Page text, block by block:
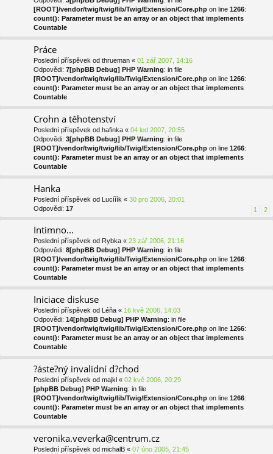
[ROOT]/vendor/twig/twig/lib/Twig/Extension/Core.php on line 1266:
count(): Parameter must be an array or an object that implements
Countable
Práce
Poslední příspěvek od thrueman « 01 zář 2007, 14:16
Odpovědi: 7[phpBB Debug] PHP Warning: in file
[ROOT]/vendor/twig/twig/lib/Twig/Extension/Core.php on line 1266:
count(): Parameter must be an array or an object that implements
Countable
Crohn a těhotenství
Poslední příspěvek od hafinka « 04 led 2007, 20:55
Odpovědi: 3[phpBB Debug] PHP Warning: in file
[ROOT]/vendor/twig/twig/lib/Twig/Extension/Core.php on line 1266:
count(): Parameter must be an array or an object that implements
Countable
Hanka
Poslední příspěvek od Lucííík « 30 pro 2006, 20:01
Odpovědi: 17 1 2
Intimno...
Poslední příspěvek od Rybka « 23 zář 2006, 21:16
Odpovědi: 8[phpBB Debug] PHP Warning: in file
[ROOT]/vendor/twig/twig/lib/Twig/Extension/Core.php on line 1266:
count(): Parameter must be an array or an object that implements
Countable
Iniciace diskuse
Poslední příspěvek od Léňa « 16 kvě 2006, 14:03
Odpovědi: 14[phpBB Debug] PHP Warning: in file
[ROOT]/vendor/twig/twig/lib/Twig/Extension/Core.php on line 1266:
count(): Parameter must be an array or an object that implements
Countable
?áste?ný invalidní d?chod
Poslední příspěvek od majkl « 02 kvě 2006, 20:29
[phpBB Debug] PHP Warning: in file
[ROOT]/vendor/twig/twig/lib/Twig/Extension/Core.php on line 1266:
count(): Parameter must be an array or an object that implements
Countable
veronika.veverka@centrum.cz
Poslední příspěvek od michalB « 07 úno 2005, 21:45